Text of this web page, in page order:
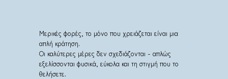
Μερικές φορές, το μόνο που χρειάζεται είναι μια
απλή κράτηση.
Οι καλύτερες μέρες δεν σχεδιάζονται - απλώς
εξελίσσονται φυσικά, εύκολα και τη στιγμή που το
θελήσετε.